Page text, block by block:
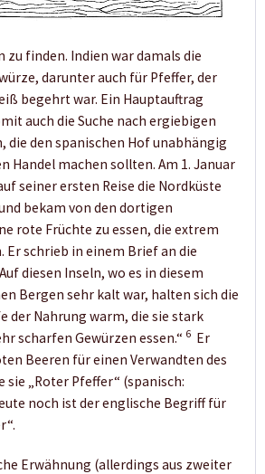
zu finden. Indien war damals die
darunter auch für Pfeffer, der
begehrt war. Ein Hauptauftrag
auch die Suche nach ergiebigen
die den spanischen Hof unabhängig
Handel machen sollten. Am 1. Januar
seiner ersten Reise die Nordküste
bekam von den dortigen
rote Früchte zu essen, die extrem
Er schrieb in einem Brief an die
diesen Inseln, wo es in diesem
Bergen sehr kalt war, halten sich die
der Nahrung warm, die sie stark
scharfen Gewürzen essen.“ 6 Er
Beeren für einen Verwandten des
sie „Roter Pfeffer“ (spanisch:
noch ist der englische Begriff für
Erwähnung (allerdings aus zweiter